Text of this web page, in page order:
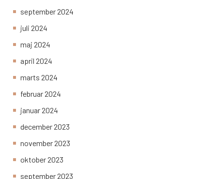
september 2024
juli 2024
maj 2024
april 2024
marts 2024
februar 2024
januar 2024
december 2023
november 2023
oktober 2023
september 2023